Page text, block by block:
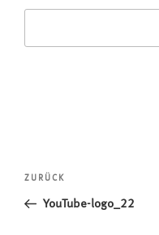
Beitragsnavigation
Vorheriger
Beitrag
ZURÜCK
YouTube-logo_22